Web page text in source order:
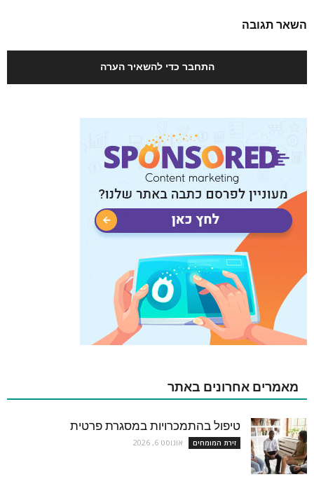
השאר תגובה
התחבר כדי להשאיר הערה
מאמרים אחרונים באתר
טיפול בהתמכרויות במסגרת פרטית
זירת המומחים אוגוסט 6, 2026